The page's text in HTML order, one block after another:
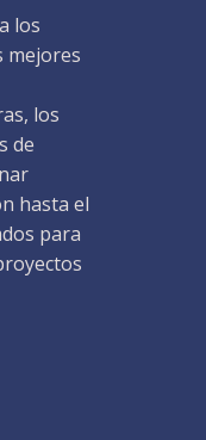
los
mejores
los
de
hasta el
para